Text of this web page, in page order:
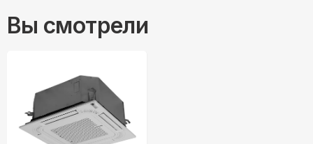
Вы смотрели